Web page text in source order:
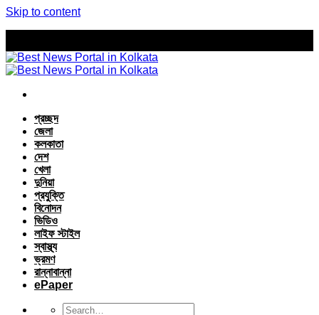
Skip to content
প্রচ্ছদ
জেলা
কলকাতা
দেশ
খেলা
দুনিয়া
প্রযুক্তি
বিনোদন
ভিডিও
লাইফ স্টাইল
স্বাস্থ্য
ভ্রমণ
রান্নাবান্না
ePaper